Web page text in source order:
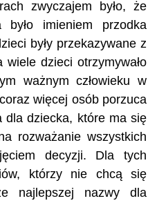
zwyczajem było, że
było imieniem przodka
były przekazywane z
dzieci otrzymywało
ważnym człowieku w
więcej osób porzuca
dla dziecka, które ma się
rozważanie wszystkich
decyzji. Dla tych
którzy nie chcą się
najlepszej nazwy dla